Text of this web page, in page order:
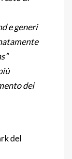
e generi
dei
del